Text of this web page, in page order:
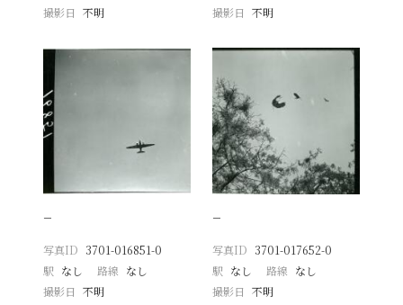
撮影日
不明
撮影日 不明
−
写真ID 3701-016851-0
駅 なし 路線 なし
撮影日
不明
−
写真ID 3701-017652-0
駅 なし 路線 なし
撮影日 不明